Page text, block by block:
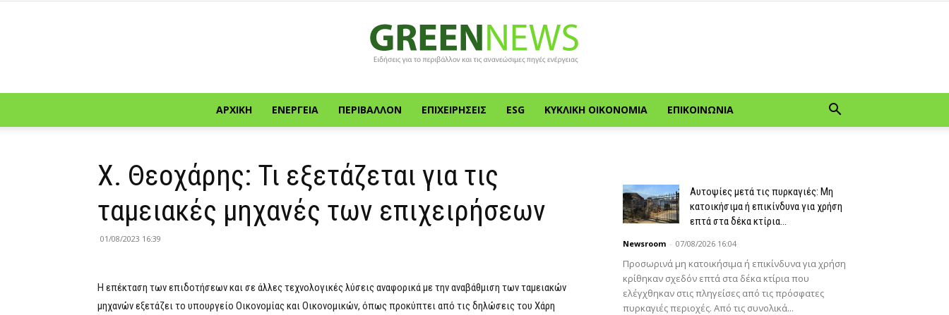
Green
News
ΑΡΧΙΚΉ ΕΝΈΡΓΕΙΑ ΠΕΡΙΒΆΛΛΟΝ ΕΠΙΧΕΙΡΉΣΕΙΣ ESG ΚΥΚΛΙΚΉ ΟΙΚΟΝΟΜΊΑ ΕΠΙΚΟΙΝΩΝΊΑ
Χ. Θεοχάρης: Τι εξετάζεται για τις
ταμειακές μηχανές των επιχειρήσεων
01/08/2023 16:39
Η επέκταση των επιδοτήσεων και σε άλλες τεχνολογικές λύσεις αναφορικά με την αναβάθμιση των ταμειακών
μηχανών εξετάζει το υπουργείο Οικονομίας και Οικονομικών, όπως προκύπτει από τις δηλώσεις του Χάρη
Αυτοψίες μετά τις πυρκαγιές: Μη
κατοικήσιμα ή επικίνδυνα για χρήση
επτά στα δέκα κτίρια...
Newsroom - 07/08/2026 16:04
Προσωρινά μη κατοικήσιμα ή επικίνδυνα για χρήση
κρίθηκαν σχεδόν επτά στα δέκα κτίρια που
ελέγχθηκαν στις πληγείσες από τις πρόσφατες
πυρκαγιές περιοχές. Από τις συνολικά...